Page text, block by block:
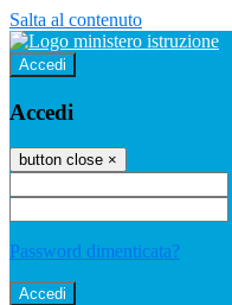
Salta al contenuto
Accedi
Accedi
button close ×
Password dimenticata?